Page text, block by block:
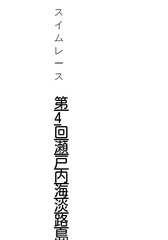
第
4
回
瀬
戸
内
海
淡
路
島